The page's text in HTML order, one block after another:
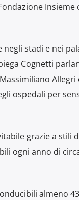
stadi e nei
Cognetti
Allegri
ospedali per
grazie a stili
ogni anno di
almeno